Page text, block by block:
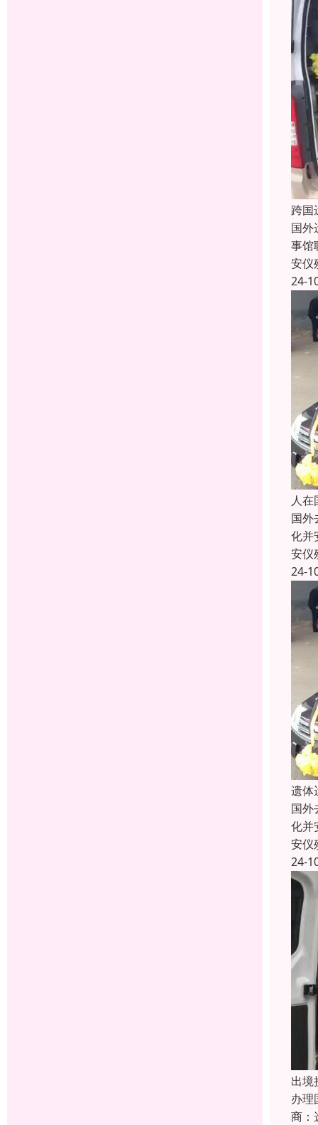
跨国
国外
事馆
安仪
24-
人
国外
化并
安仪
24-
遗体
国外
化并
安仪
24-
出境
办理
商：